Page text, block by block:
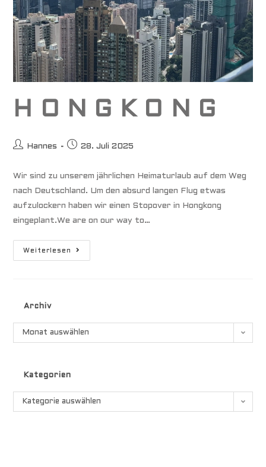
H O N G K O N G
Beitrags-
Hannes
Beitrag28. Juli 2025
Wir sind zu unserem jährlichen Heimaturlaub auf dem Weg
nach Deutschland. Um den absurd langen Flug etwas
aufzulockern haben wir einen Stopover in Hongkong
eingeplant.We are on our way to…
Weiterlesen
H
Archiv
Archiv
Monat auswählen
Kategorien
Kategorien
Kategorie auswählen